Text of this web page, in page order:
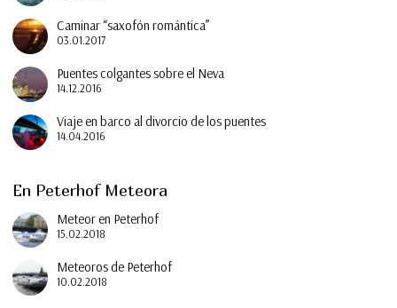
Caminar “saxofón romántica”
03.01.2017
Puentes colgantes sobre el Neva
14.12.2016
Viaje en barco al divorcio de los puentes
14.04.2016
En Peterhof Meteora
Meteor en Peterhof
15.02.2018
Meteoros de Peterhof
10.02.2018